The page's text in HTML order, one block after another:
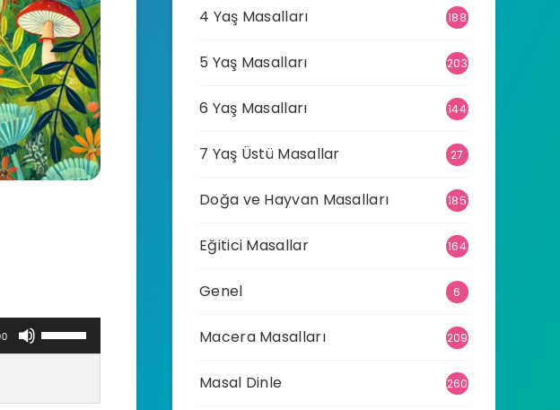
Yukarı/aşağı
4 Yaş Masalları 188
5 Yaş Masalları 203
6 Yaş Masalları 144
7 Yaş Üstü Masallar 27
Doğa ve Hayvan Masalları 185
Eğitici Masallar 164
Genel 6
Macera Masalları 209
Masal Dinle 260